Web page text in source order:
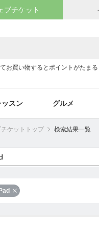
ブチケット
お買い物するとポイントがたまる
ッスン グルメ
ケットトップ 検索結果一覧